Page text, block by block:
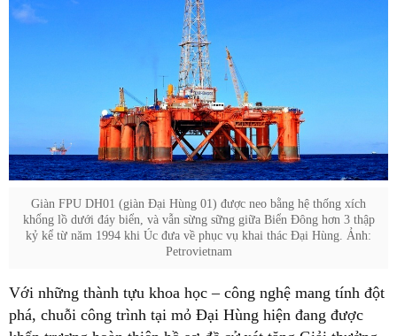
Giàn FPU DH01 (giàn Đại Hùng 01) được neo bằng hệ thống xích
khổng lồ dưới đáy biển, và vẫn sừng sững giữa Biển Đông hơn 3 thập
kỷ kể từ năm 1994 khi Úc đưa về phục vụ khai thác Đại Hùng. Ảnh:
Petrovietnam
Với những thành tựu khoa học – công nghệ mang tính đột
phá, chuỗi công trình tại mỏ Đại Hùng hiện đang được